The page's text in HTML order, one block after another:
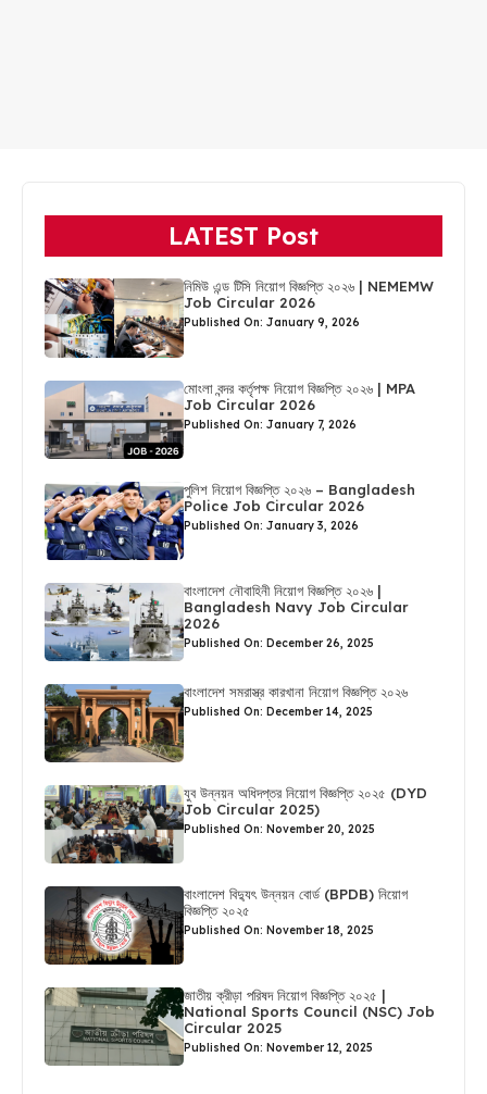
LATEST Post
নিমিউ এন্ড টিসি নিয়োগ বিজ্ঞপ্তি ২০২৬ | NEMEMW
Job Circular 2026
Published On: January 9, 2026
মোংলা বন্দর কর্তৃপক্ষ নিয়োগ বিজ্ঞপ্তি ২০২৬ | MPA
Job Circular 2026
Published On: January 7, 2026
পুলিশ নিয়োগ বিজ্ঞপ্তি ২০২৬ – Bangladesh
Police Job Circular 2026
Published On: January 3, 2026
বাংলাদেশ নৌবাহিনী নিয়োগ বিজ্ঞপ্তি ২০২৬ |
Bangladesh Navy Job Circular
2026
Published On: December 26, 2025
বাংলাদেশ সমরাস্ত্র কারখানা নিয়োগ বিজ্ঞপ্তি ২০২৬
Published On: December 14, 2025
যুব উন্নয়ন অধিদপ্তর নিয়োগ বিজ্ঞপ্তি ২০২৫ (DYD
Job Circular 2025)
Published On: November 20, 2025
বাংলাদেশ বিদ্যুৎ উন্নয়ন বোর্ড (BPDB) নিয়োগ
বিজ্ঞপ্তি ২০২৫
Published On: November 18, 2025
জাতীয় ক্রীড়া পরিষদ নিয়োগ বিজ্ঞপ্তি ২০২৫ |
National Sports Council (NSC) Job
Circular 2025
Published On: November 12, 2025